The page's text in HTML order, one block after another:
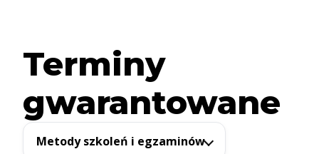
Terminy
gwarantowane
Metody szkoleń i egzaminów